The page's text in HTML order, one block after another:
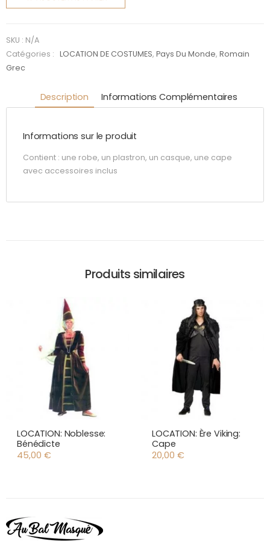
Empereur
femme
SKU : N/A
Catégories :
LOCATION DE COSTUMES,Pays Du Monde,Romain
Grec
Description Informations Complémentaires
Informations sur le produit
Contient : une robe, un plastron, un casque, une cape
avec accessoires inclus
Produits similaires
LOCATION: Noblesse:
Bénédicte
45,00 €
LOCATION: Ère Viking:
Cape
20,00 €